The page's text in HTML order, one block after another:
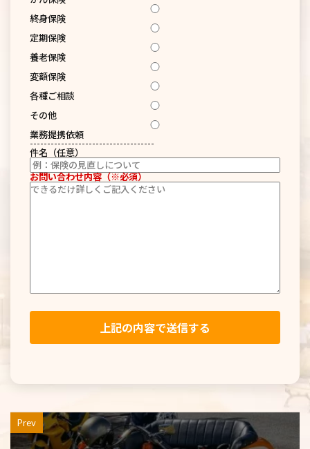
終身保険
定期保険
養老保険
変額保険
各種ご相談
その他
業務提携依頼
------------------------------------
件名（任意）
お問い合わせ内容（※必須）
Prev